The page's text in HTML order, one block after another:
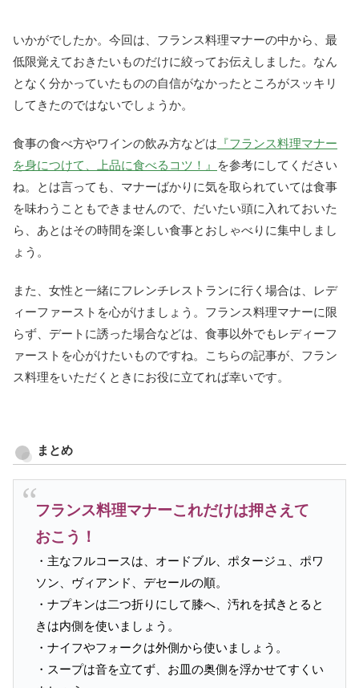
いかがでしたか。今回は、フランス料理マナーの中から、最
低限覚えておきたいものだけに絞ってお伝えしました。なん
となく分かっていたものの自信がなかったところがスッキリ
してきたのではないでしょうか。
食事の食べ方やワインの飲み方などは 『フランス料理マナー
を身につけて、上品に食べるコツ！』
を参考にしてください
ね。とは言っても、マナーばかりに気を取られていては食事
を味わうこともできませんので、だいたい頭に入れておいた
ら、あとはその時間を楽しい食事とおしゃべりに集中しまし
ょう。
また、女性と一緒にフレンチレストランに行く場合は、レデ
ィーファーストを心がけましょう。フランス料理マナーに限
らず、デートに誘った場合などは、食事以外でもレディーフ
ァーストを心がけたいものですね。こちらの記事が、フラン
ス料理をいただくときにお役に立てれば幸いです。
まとめ
フランス料理マナーこれだけは押さえて
おこう！
・主なフルコースは、オードブル、ポタージュ、ポワ
ソン、ヴィアンド、デセールの順。
・ナプキンは二つ折りにして膝へ、汚れを拭きとると
きは内側を使いましょう。
・ナイフやフォークは外側から使いましょう。
・スープは音を立てず、お皿の奥側を浮かせてすくい